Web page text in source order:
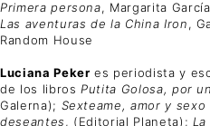
Primera persona, Margarita
Las aventuras de la China Iron,
Random House
Luciana Peker es periodista y
de los librosPutita Golosa, por
Galerna); Sexteame, amor y
deseantes, (Editorial Planeta);